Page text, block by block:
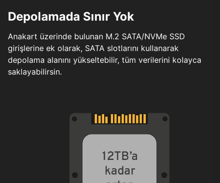
Depolamada Sınır Yok
Anakart üzerinde bulunan M.2 SATA/NVMe SSD
girişlerine ek olarak, SATA slotlarını kullanarak
depolama alanını yükseltebilir, tüm verilerini kolayca
saklayabilirsin.